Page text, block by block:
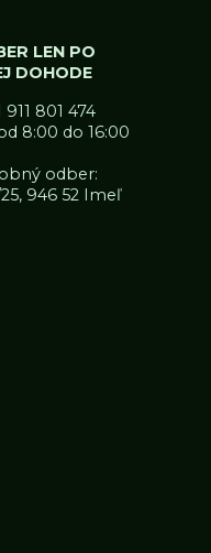
LEN PO
DOHODE
911 801 474
8:00 do 16:00
odber:
946 52 Imeľ